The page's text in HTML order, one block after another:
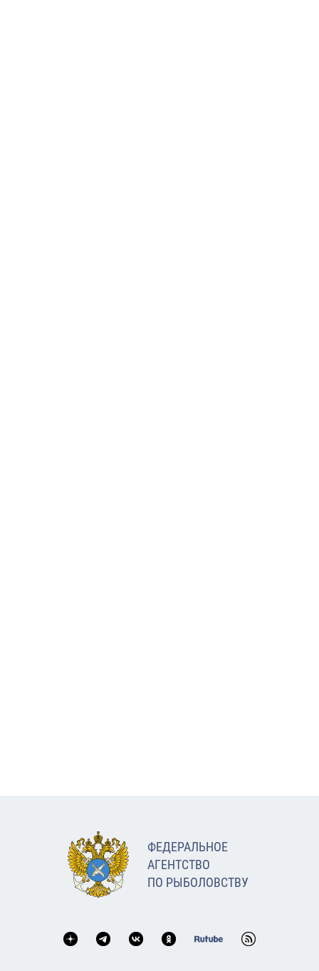
ФЕДЕРАЛЬНОЕ
АГЕНТСТВО
ПО РЫБОЛОВСТВУ